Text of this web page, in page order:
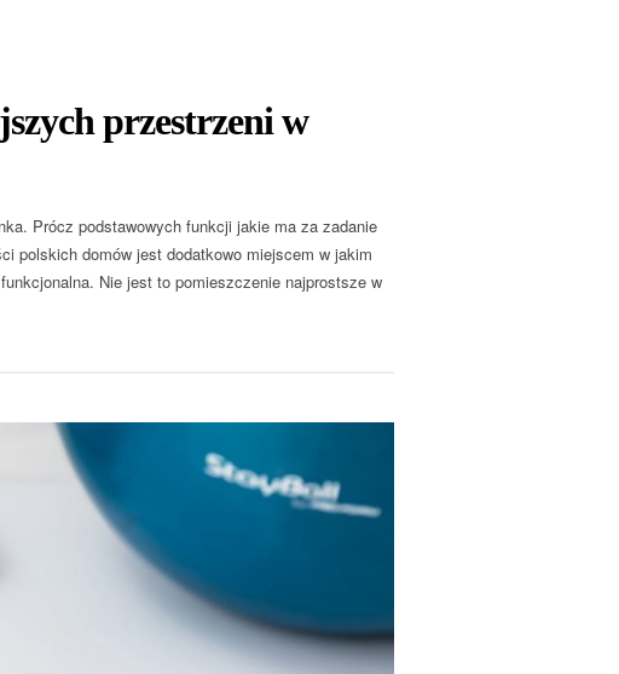
przestrzeni w
Prócz podstawowych funkcji jakie ma za zadanie
polskich domów jest dodatkowo miejscem w jakim
Nie jest to pomieszczenie najprostsze w